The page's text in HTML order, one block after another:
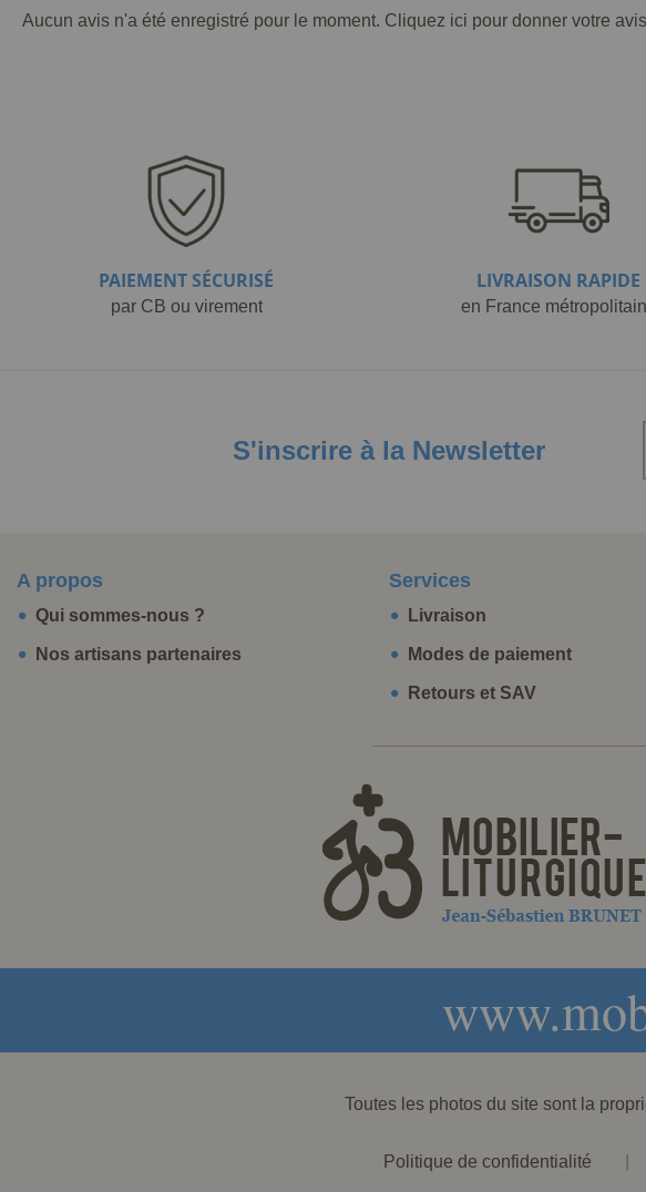
Aucun avis n'a été enregistré pour le moment. Cliquez ici pour donner votre
PAIEMENT SÉCURISÉ
par CB ou virement
LIVRAISON RAPIDE
en France
S'inscrire à la Newsletter
A propos
Qui sommes-nous ?
Nos artisans partenaires
Services
Livraison
Modes de paiement
Retours et SAV
Toutes les photos du site sont la
Politique de confidentialité